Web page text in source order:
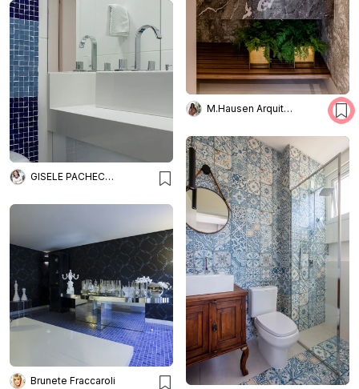
M.Hausen Arquitetura
GISELE PACHECO ARQUITETURA E INTERIORES
Brunete Fraccaroli